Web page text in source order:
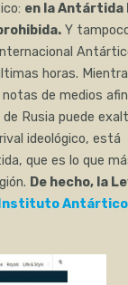
en la Antártida
Y
horas.
de medios
Rusia puede
ideológico, está
que es lo que
De hecho, la
Instituto Antártico